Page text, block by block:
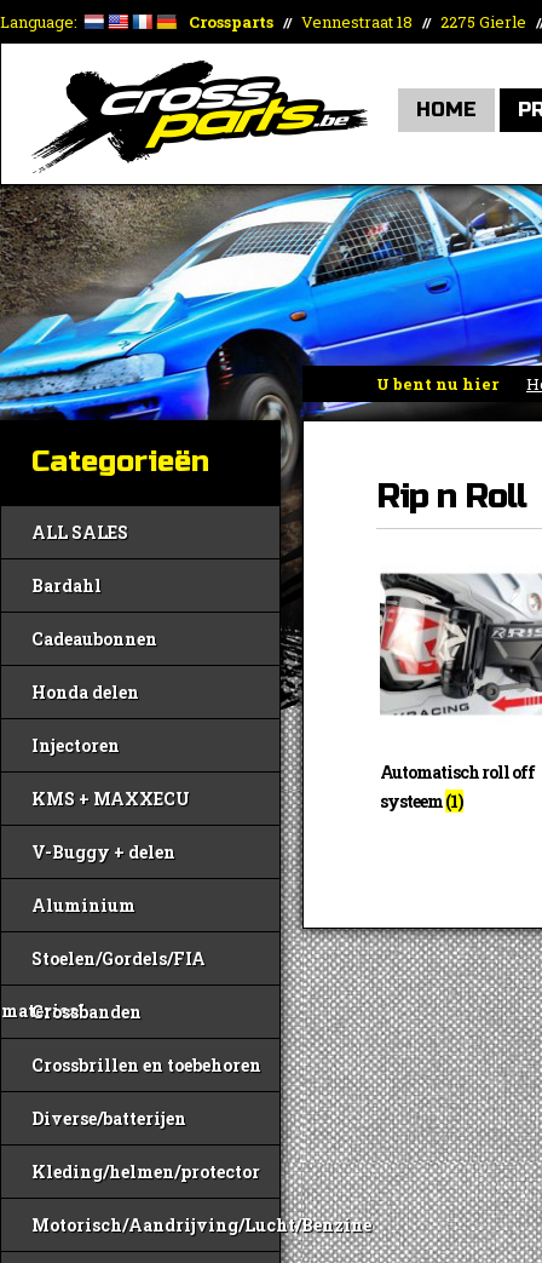
Language: Crossparts // Vennestraat 18 // 2275 Gierle
HOME
U bent nu hier
Categorieën
ALL SALES
Bardahl
Cadeaubonnen
Honda delen
Injectoren
KMS + MAXXECU
V-Buggy + delen
Aluminium
Stoelen/Gordels/FIA
materiaal
Crossbanden
Crossbrillen en toebehoren
Diverse/batterijen
Kleding/helmen/protector
Motorisch/Aandrijving/Lucht/Benzine
Rip n Roll
Automatisch roll off
systeem(1)